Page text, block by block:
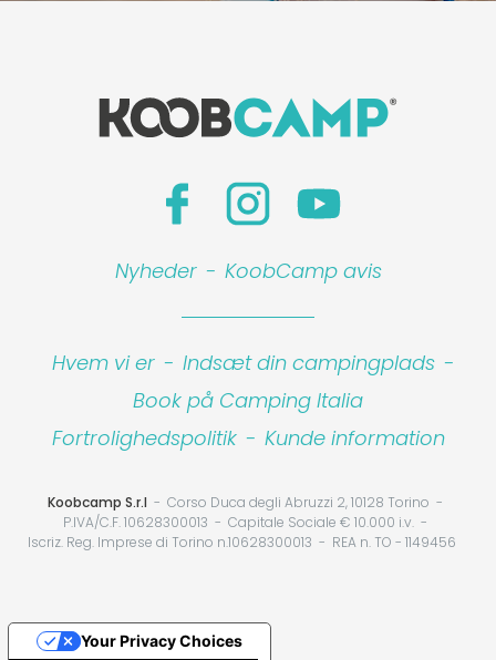
Nyheder - KoobCamp avis
Hvem vi er - Indsæt din campingplads -
Book på Camping Italia
Fortrolighedspolitik - Kunde information
Koobcamp S.r.l
Corso Duca degli Abruzzi 2, 10128 Torino
P.IVA/C.F. 10628300013
Capitale Sociale € 10.000 i.v.
Iscriz. Reg. Imprese di Torino n.10628300013
REA n. TO - 1149456
Your Privacy Choices